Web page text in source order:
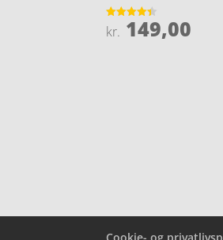
Vurderet
4.4
kr. 149,00
Cookie- og